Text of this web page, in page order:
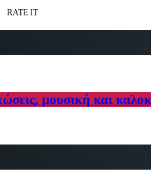
RATE IT
μουσική και